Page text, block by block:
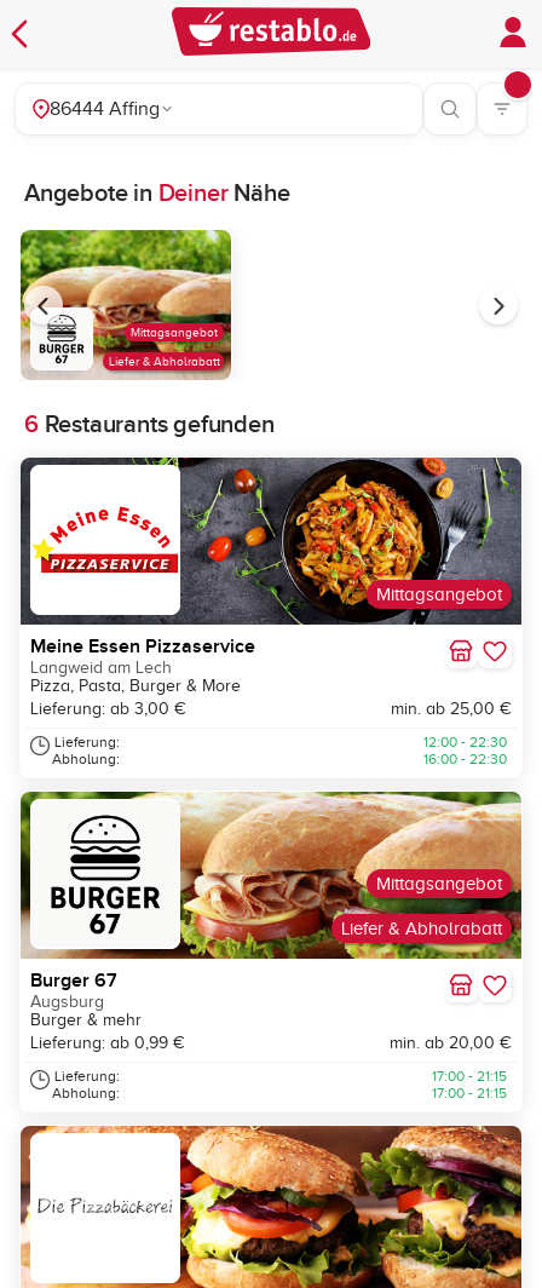
86444 Affing
Angebote in DeinerNähe
Liefer & Abholrabatt
Mittagsangebot
6Restaurants gefunden
Mittagsangebot
Meine Essen Pizzaservice
Langweid am Lech
Pizza, Pasta, Burger & More
Lieferung: ab 3,00 €
min. ab 25,00 €
Lieferung:
Abholung:
12:00 - 22:30
16:00 - 22:30
Liefer & Abholrabatt
Mittagsangebot
Burger 67
Augsburg
Burger & mehr
Lieferung: ab 0,99 €
min. ab 20,00 €
Lieferung:
Abholung:
17:00 - 21:15
17:00 - 21:15